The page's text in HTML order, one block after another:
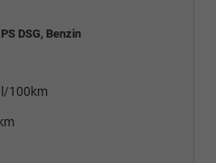
DSG, Benzin
l/100km